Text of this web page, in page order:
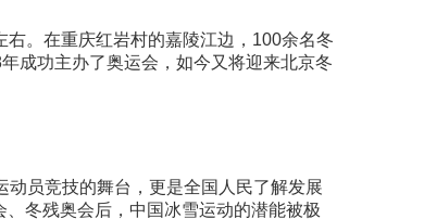
。在重庆红岩村的嘉陵江边，100余名冬
成功主办了奥运会，如今又将迎来北京冬
员竞技的舞台，更是全国人民了解发展
冬残奥会后，中国冰雪运动的潜能被极